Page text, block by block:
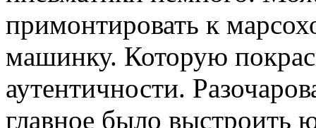
примонтировать к
машинку. Которую
аутентичности.
главное было выстроить